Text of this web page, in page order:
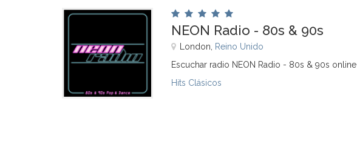
NEON Radio - 80s & 90s
London,
Reino Unido
Escuchar radio NEON Radio - 80s & 90s online
Hits Clásicos